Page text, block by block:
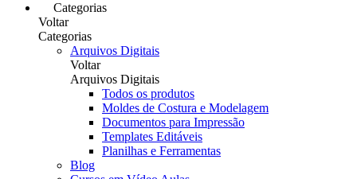
Categorias
Voltar
Categorias
Arquivos Digitais
Voltar
Arquivos Digitais
Todos os produtos
Moldes de Costura e Modelagem
Documentos para Impressão
Templates Editáveis
Planilhas e Ferramentas
Blog